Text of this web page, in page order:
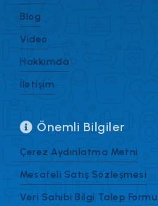
Blog
Video
Hakkımda
İletişim
Önemli Bilgiler
Çerez Aydınlatma Metni
Mesafeli Satış Sözleşmesi
Veri Sahibi Bilgi Talep Formu